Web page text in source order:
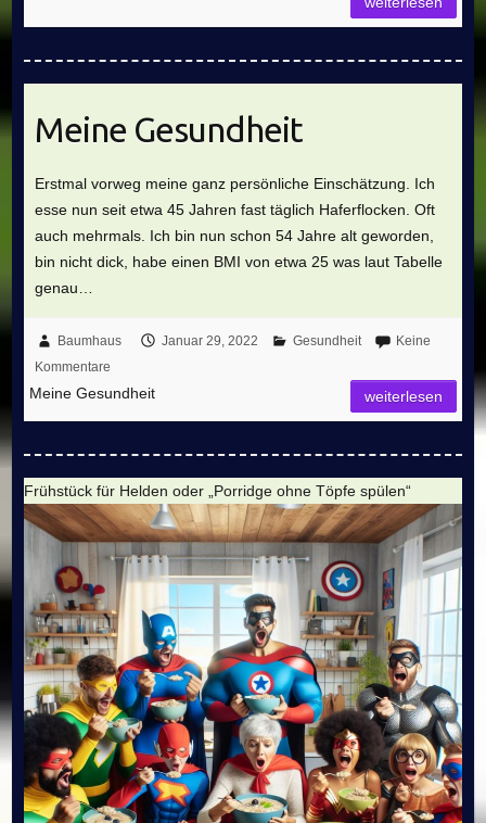
Meine Gesundheit
Erstmal vorweg meine ganz persönliche Einschätzung. Ich
esse nun seit etwa 45 Jahren fast täglich Haferflocken. Oft
auch mehrmals. Ich bin nun schon 54 Jahre alt geworden,
bin nicht dick, habe einen BMI von etwa 25 was laut Tabelle
genau…
Baumhaus Januar 29, 2022 Gesundheit
Keine
Kommentare
Meine Gesundheit weiterlesen
Frühstück für Helden oder „Porridge ohne Töpfe spülen“